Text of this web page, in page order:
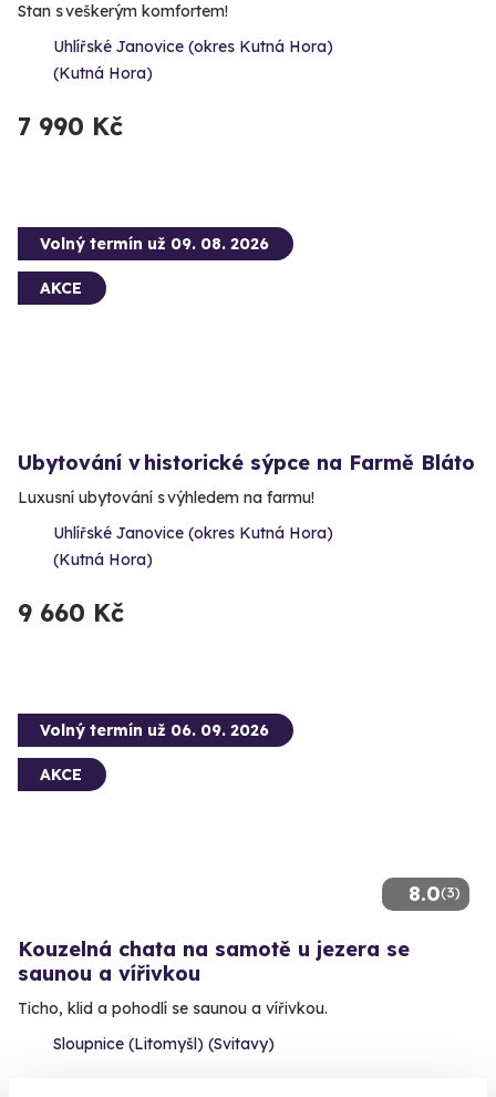
Stan s veškerým komfortem!
Uhlířské Janovice (okres Kutná Hora)
(Kutná Hora)
7 990 Kč
Volný termín už 09. 08. 2026
AKCE
Ubytování v historické sýpce na Farmě Bláto
Luxusní ubytování s výhledem na farmu!
Uhlířské Janovice (okres Kutná Hora)
(Kutná Hora)
9 660 Kč
8.0(3)
Volný termín už 06. 09. 2026
AKCE
Kouzelná chata na samotě u jezera se
saunou a vířivkou
Ticho, klid a pohodlí se saunou a vířivkou.
Sloupnice (Litomyšl) (Svitavy)